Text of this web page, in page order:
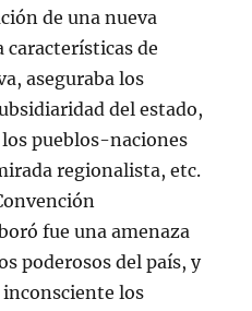
de una nueva
de
aseguraba los
del estado,
pueblos-naciones
regionalista, etc.
fue una amenaza
poderosos del país, y
los